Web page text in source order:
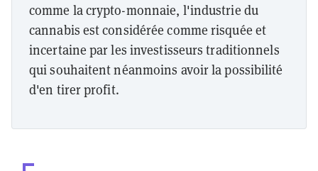
comme la crypto-monnaie, l'industrie du
cannabis est considérée comme risquée et
incertaine par les investisseurs traditionnels
qui souhaitent néanmoins avoir la possibilité
d'en tirer profit.